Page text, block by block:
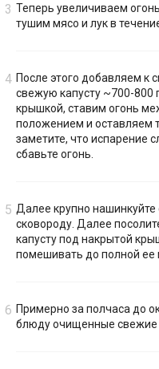
Теперь увеличиваем
тушим мясо и лук в
После этого добавляем к
свежую капусту ~700-800
крышкой, ставим огонь
положением и оставляем
заметите, что испарение
сбавьте огонь.
Далее крупно нашинкуйте
сковороду. Далее
капусту под накрытой
помешивать до полной ее
Примерно за полчаса до
блюду очищенные свежие